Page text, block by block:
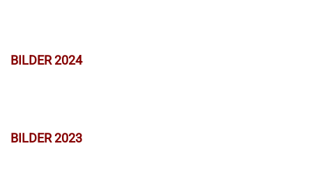
BILDER 2024
BILDER 2023